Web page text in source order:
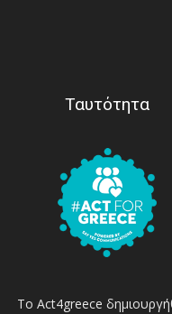
Ταυτότητα
Το Act4greece